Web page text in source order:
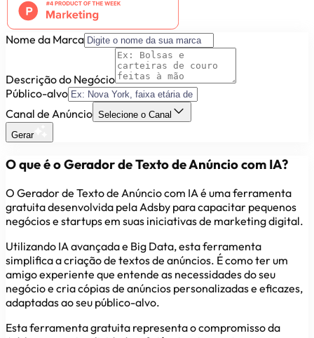
Nome da Marca
Descrição do Negócio
Público-alvo
Canal de Anúncio Selecione o Canal
Gerar
O que é o Gerador de Texto de Anúncio com IA?
O Gerador de Texto de Anúncio com IA é uma ferramenta
gratuita desenvolvida pela Adsby para capacitar pequenos
negócios e startups em suas iniciativas de marketing digital.
Utilizando IA avançada e Big Data, esta ferramenta
simplifica a criação de textos de anúncios. É como ter um
amigo experiente que entende as necessidades do seu
negócio e cria cópias de anúncios personalizadas e eficazes,
adaptadas ao seu público-alvo.
Esta ferramenta gratuita representa o compromisso da